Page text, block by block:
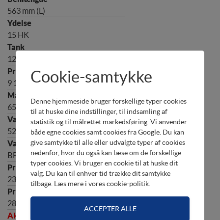
563 mm (L)
15 HK
12,5 ltr. separat tank
9 1/4 x 10" (4 blade)"
650 mm x 350 mm x 1240 mm
52,0 kg
BF15DK2 LRU
23.196,00
28.995,00
Cookie-samtykke
Denne hjemmeside bruger forskellige typer cookies
til at huske dine indstillinger, til indsamling af
statistik og til målrettet markedsføring. Vi anvender
både egne cookies samt cookies fra Google. Du kan
give samtykke til alle eller udvalgte typer af cookies
nedenfor, hvor du også kan læse om de forskellige
typer cookies. Vi bruger en cookie til at huske dit
valg. Du kan til enhver tid trække dit samtykke
tilbage. Læs mere i vores cookie-politik